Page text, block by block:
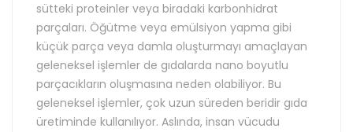
sütteki proteinler veya biradaki karbonhidrat
parçaları. Öğütme veya emülsiyon yapma gibi
küçük parça veya damla oluşturmayı amaçlayan
geleneksel işlemler de gıdalarda nano boyutlu
parçacıkların oluşmasına neden olabiliyor. Bu
geleneksel işlemler, çok uzun süreden beridir gıda
üretiminde kullanılıyor. Aslında, insan vücudu